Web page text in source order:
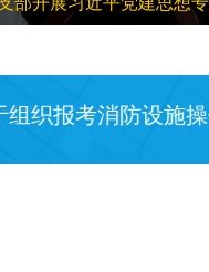
考消防设施操作